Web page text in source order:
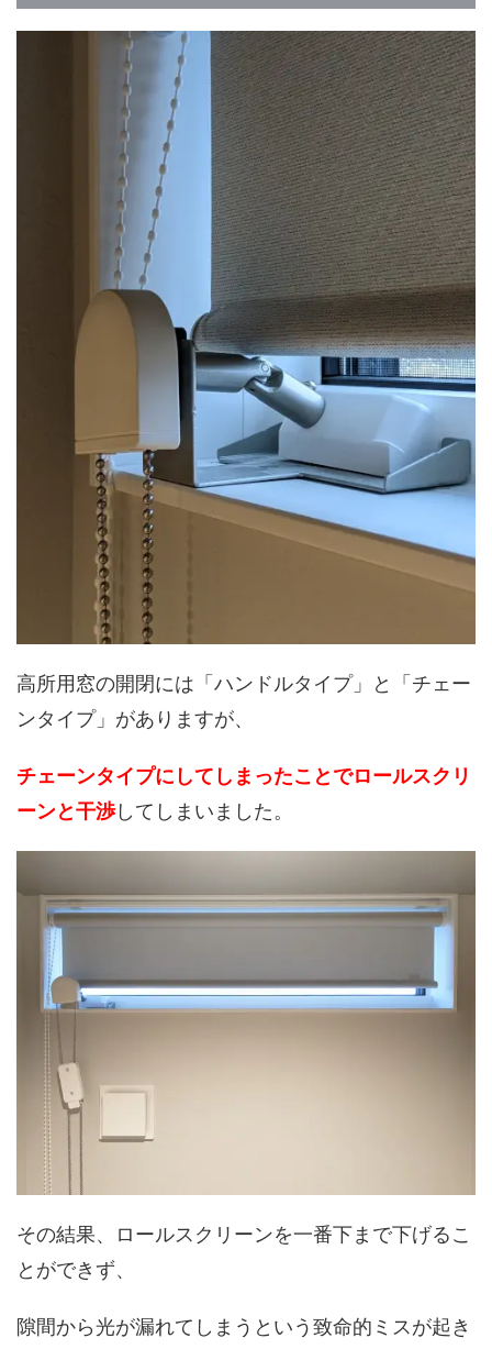
高所用窓の開閉には「ハンドルタイプ」と「チェー
ンタイプ」がありますが、
チェーンタイプにしてしまったことでロールスクリ
ーンと干渉してしまいました。
その結果、ロールスクリーンを一番下まで下げるこ
とができず、
隙間から光が漏れてしまうという致命的ミスが起き